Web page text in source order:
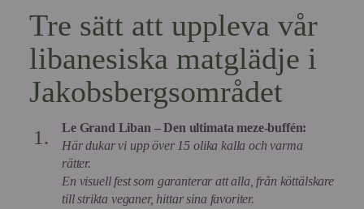
Tre sätt att uppleva vår
libanesiska matglädje i
Jakobsbergsområdet
Le Grand Liban – Den ultimata meze-buffén:
Här dukar vi upp över 15 olika kalla och varma
rätter.
En visuell fest som garanterar att alla, från köttälskare
till strikta veganer, hittar sina favoriter.